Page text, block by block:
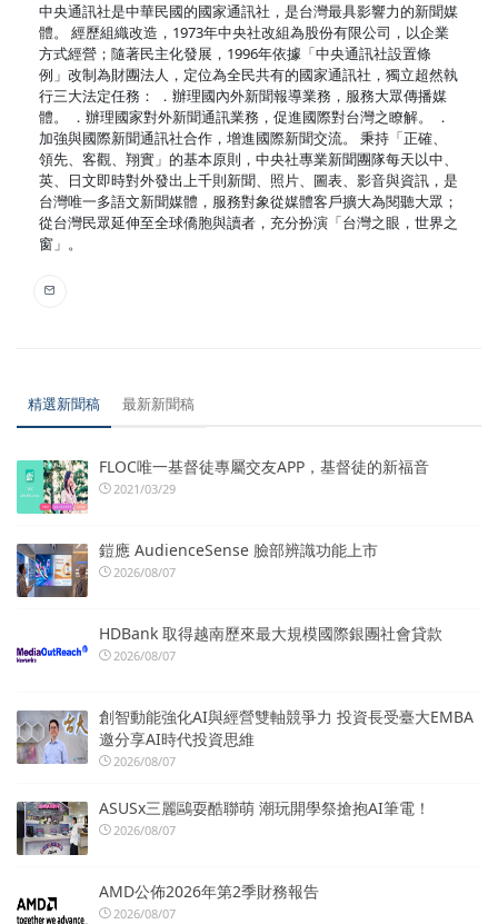
中央通訊社是中華民國的國家通訊社，是台灣最具影響力的新聞媒
體。 經歷組織改造，1973年中央社改組為股份有限公司，以企業
方式經營；隨著民主化發展，1996年依據「中央通訊社設置條
例」改制為財團法人，定位為全民共有的國家通訊社，獨立超然執
行三大法定任務： ．辦理國內外新聞報導業務，服務大眾傳播媒
體。 ．辦理國家對外新聞通訊業務，促進國際對台灣之瞭解。 ．
加強與國際新聞通訊社合作，增進國際新聞交流。 秉持「正確、
領先、客觀、翔實」的基本原則，中央社專業新聞團隊每天以中、
英、日文即時對外發出上千則新聞、照片、圖表、影音與資訊，是
台灣唯一多語文新聞媒體，服務對象從媒體客戶擴大為閱聽大眾；
從台灣民眾延伸至全球僑胞與讀者，充分扮演「台灣之眼，世界之
窗」。
精選新聞稿 最新新聞稿
FLOC唯一基督徒專屬交友APP，基督徒的新福音
2021/03/29
鎧應 AudienceSense 臉部辨識功能上市
2026/08/07
HDBank 取得越南歷來最大規模國際銀團社會貸款
2026/08/07
創智動能強化AI與經營雙軸競爭力 投資長受臺大EMBA
邀分享AI時代投資思維
2026/08/07
ASUSx三麗鷗耍酷聯萌 潮玩開學祭搶抱AI筆電！
2026/08/07
AMD公佈2026年第2季財務報告
2026/08/07